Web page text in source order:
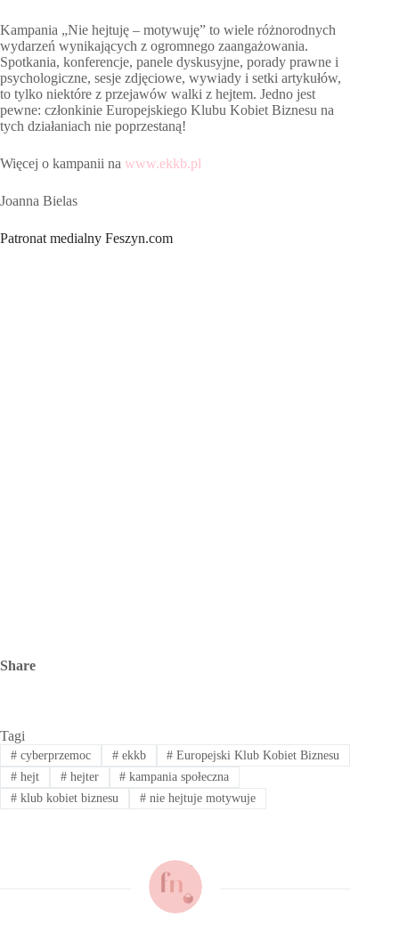
Kampania „Nie hejtuję – motywuję” to wiele różnorodnych
wydarzeń wynikających z ogromnego zaangażowania.
Spotkania, konferencje, panele dyskusyjne, porady prawne i
psychologiczne, sesje zdjęciowe, wywiady i setki artykułów,
to tylko niektóre z przejawów walki z hejtem. Jedno jest
pewne: członkinie Europejskiego Klubu Kobiet Biznesu na
tych działaniach nie poprzestaną!
Więcej o kampanii na www.ekkb.pl
Joanna Bielas
Patronat medialny Feszyn.com
Share
Tagi
#cyberprzemoc #ekkb # Europejski Klub Kobiet Biznesu
#hejt #hejter # kampania społeczna
#klub kobiet biznesu #nie hejtuje motywuje